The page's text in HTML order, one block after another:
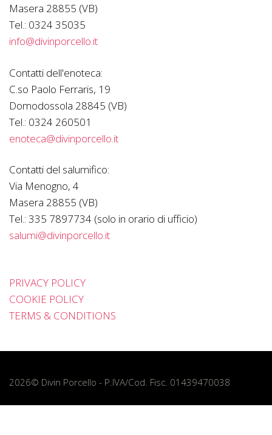
Masera 28855 (VB)
Tel.: 0324 35035
info@divinporcello.it
Contatti dell'enoteca:
C.so Paolo Ferraris, 19
Domodossola 28845 (VB)
Tel.: 0324 260501
enoteca@divinporcello.it
Contatti del salumifico:
Via Menogno, 4
Masera 28855 (VB)
Tel.: 335 7897734 (solo in orario di ufficio)
salumi@divinporcello.it
PRIVACY POLICY
COOKIE POLICY
TERMS & CONDITIONS
2026© Divin Porcello - P.IVA/Cod. Fisc. 01439470038